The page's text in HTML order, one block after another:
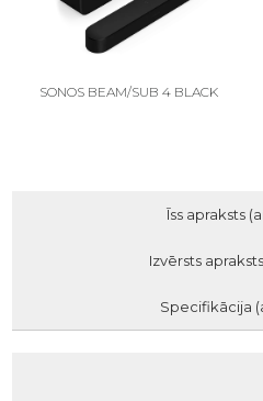
SONOS BEAM/SUB 4 BLACK
Īss apraksts
Izvērsts
Specifikācija